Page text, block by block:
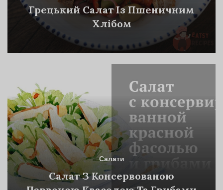
Грецький Салат Із Пшеничним
Хлібом
Салати
Салат З Консервованою